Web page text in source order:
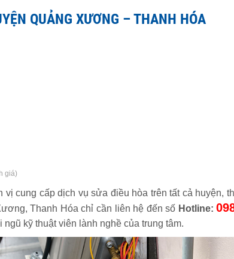
QUẢNG XƯƠNG – THANH HÓA
giá)
vị cung cấp dịch vụ sửa điều hòa trên tất cả huyện,
Thanh Hóa chỉ cần liên hệ đến số Hotline:
kỹ thuật viên lành nghề của trung tâm.